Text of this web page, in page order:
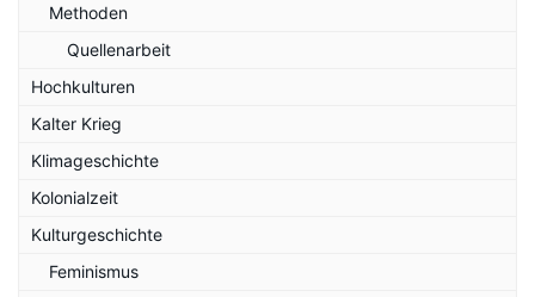
Methoden
Quellenarbeit
Hochkulturen
Kalter Krieg
Klimageschichte
Kolonialzeit
Kulturgeschichte
Feminismus